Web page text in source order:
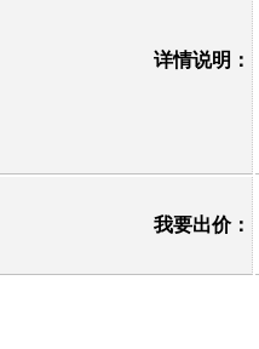
详情说明：
我要出价：